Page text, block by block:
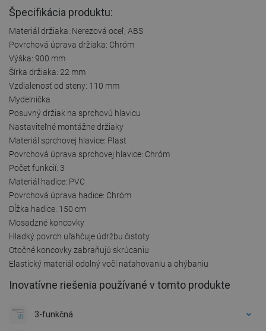
Špecifikácia produktu:
Materiál držiaka: Nerezová oceľ, ABS
Povrchová úprava držiaka: Chróm
Výška: 900 mm
Šírka držiaka: 22 mm
Vzdialenosť od steny: 110 mm
Mydelnička
Posuvný držiak na sprchovú hlavicu
Nastaviteľné montážne držiaky
Materiál sprchovej hlavice: Plast
Povrchová úprava sprchovej hlavice: Chróm
Počet funkcií: 3
Materiál hadice: PVC
Povrchová úprava hadice: Chróm
Dĺžka hadice: 150 cm
Mosadzné koncovky
Hladký povrch uľahčuje údržbu čistoty
Otočné koncovky zabraňujú skrúcaniu
Elastický materiál odolný voči naťahovaniu a ohýbaniu
Inovatívne riešenia používané v tomto produkte
3-funkčná